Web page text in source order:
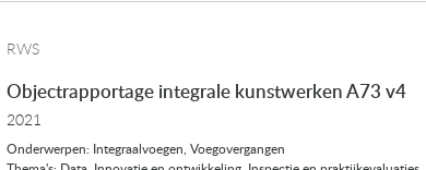
RWS
Objectrapportage integrale kunstwerken A73 v4
2021
Onderwerpen: Integraalvoegen, Voegovergangen